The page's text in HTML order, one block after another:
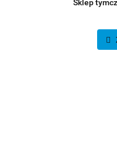
Sklep